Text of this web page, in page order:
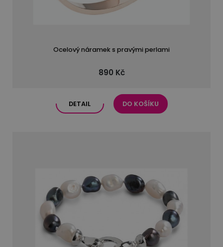
Ocelový náramek s pravými perlami
890 Kč
DETAIL DO KOŠÍKU